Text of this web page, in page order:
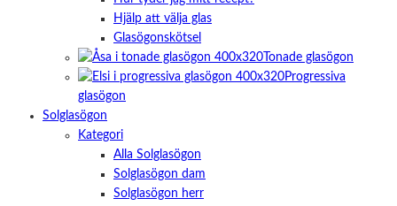
Hjälp att välja glas
Glasögonskötsel
Tonade glasögon
Progressiva
glasögon
Solglasögon
Kategori
Alla Solglasögon
Solglasögon dam
Solglasögon herr